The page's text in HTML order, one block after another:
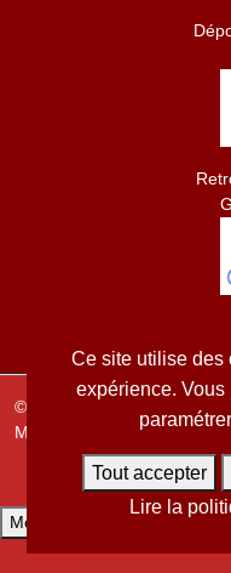
© 2026
LS RENOVATION
Mentions légales/
site
Modifier mes préférences
Ce site utilise des
expérience. Vous
Tout accepter
Lire la